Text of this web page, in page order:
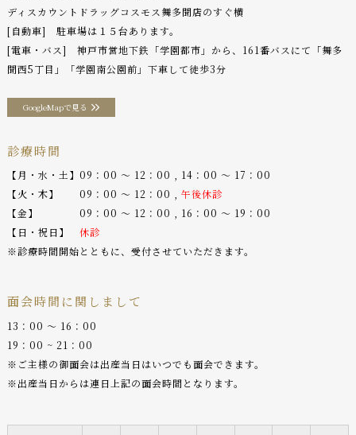
ディスカウントドラッグコスモス舞多聞店のすぐ横
[自動車] 駐車場は１５台あります。
[電車・バス] 神戸市営地下鉄「学園都市」から、161番バスにて「舞多
聞西5丁目」「学園南公園前」下車して徒歩3分
GoogleMapで見る
診療時間
【月・水・土】09：00 〜 12：00 , 14：00 〜 17：00
【火・木】 09：00 〜 12：00 , 午後休診
【金】 09：00 〜 12：00 , 16：00 〜 19：00
【日・祝日】 休診
※診療時間開始とともに、受付させていただきます。
面会時間に関しまして
13：00 〜 16：00
19：00 ~ 21：00
※ご主様の御面会は出産当日はいつでも面会できます。
※出産当日からは連日上記の面会時間となります。